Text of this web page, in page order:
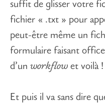
suffit de glisser votre
fichier « .txt » pour
peut-être même un
formulaire faisant
d’un workflow et voilà !
Et puis il va sans dire